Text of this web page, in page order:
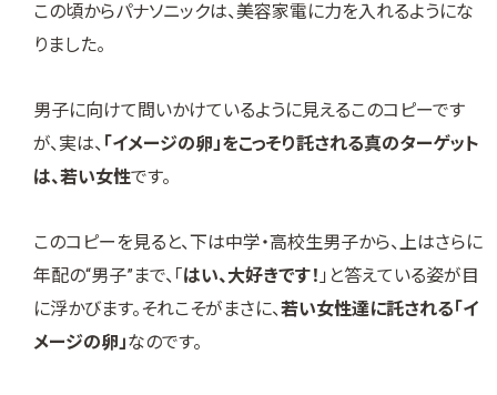
この頃からパナソニックは、美容家電に力を入れるようにな
りました。
男子に向けて問いかけているように見えるこのコピーです
が、実は、 「イメージの卵」をこっそり託される真のターゲット
は、若い女性です。
このコピーを見ると、下は中学・高校生男子から、上はさらに
年配の“男子”まで、「はい、大好きです！ 」と答えている姿が目
に浮かびます。それこそがまさに、若い女性達に託される「イ
メージの卵」なのです。